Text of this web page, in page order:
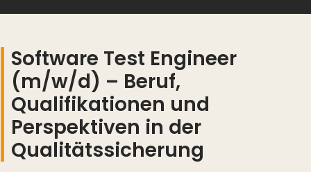
Software Test Engineer
(m/w/d) – Beruf,
Qualifikationen und
Perspektiven in der
Qualitätssicherung